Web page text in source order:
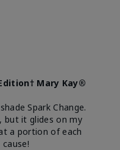
Mary Kay®
Spark Change.
but it glides on my
a portion of each